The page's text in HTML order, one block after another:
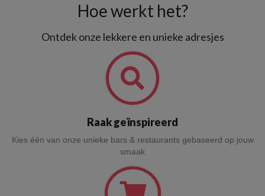
Hoe werkt het?
Ontdek onze lekkere en unieke adresjes
Raak geïnspireerd
Kies één van onze unieke bars & restaurants gebaseerd op jouw
smaak